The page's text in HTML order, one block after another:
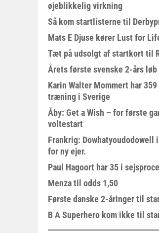
øjeblikkelig virkning
Så kom startlisterne til
Mats E Djuse kører Lust for
Tæt på udsolgt af startkort til
Årets første svenske 2-års løb
Karin Walter Mommert har
træning i Sverige
Åby: Get a Wish – for første
voltestart
Frankrig: Dowhatyoudodowell
for ny ejer.
Paul Hagoort har 35 i
Menza til odds 1,50
Første danske 2-åringer til
B A Superhero kom ikke til